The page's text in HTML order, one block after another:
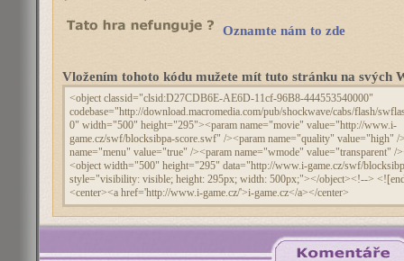
Oznamte nám to zde
Vložením tohoto kódu mužete mít tuto stránku na svých